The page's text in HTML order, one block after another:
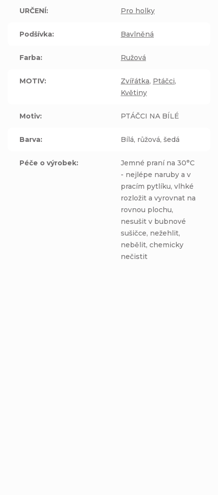
URČENÍ: Pro holky
Podšívka: Bavlněná
Farba: Ružová
MOTIV: Zvířátka, Ptáčci,
Květiny
Motiv: PTÁČCI NA BÍLÉ
Barva: Bílá, růžová, šedá
Péče o výrobek:
Jemné praní na 30°C
- nejlépe naruby a v
pracím pytlíku, vlhké
rozložit a vyrovnat na
rovnou plochu,
nesušit v bubnové
sušičce, nežehlit,
nebělit, chemicky
nečistit